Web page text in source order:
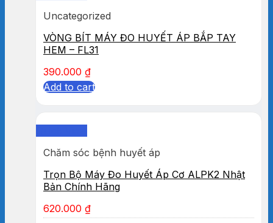
Uncategorized
VÒNG BÍT MÁY ĐO HUYẾT ÁP BẮP TAY
HEM – FL31
390.000 ₫
Add to cart
Chăm sóc bệnh huyết áp
Trọn Bộ Máy Đo Huyết Áp Cơ ALPK2 Nhật
Bản Chính Hãng
620.000 ₫